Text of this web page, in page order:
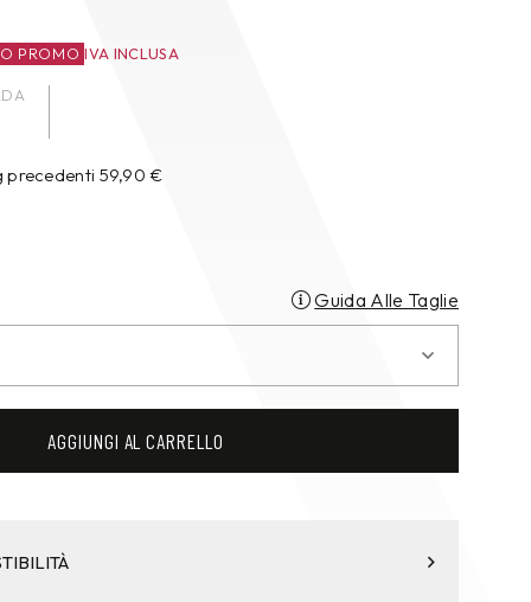
PROMO IVA INCLUSA
precedenti 59,90€
Guida Alle Taglie
AGGIUNGI AL CARRELLO